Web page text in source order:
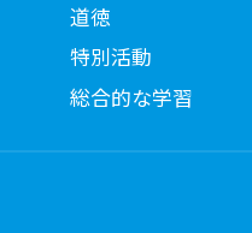
道徳
特別活動
総合的な学習